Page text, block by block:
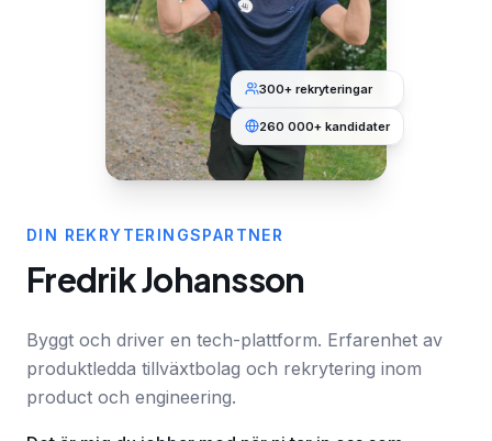
300+ rekryteringar
260 000+ kandidater
DIN REKRYTERINGSPARTNER
Fredrik Johansson
Byggt och driver en tech-plattform. Erfarenhet av
produktledda tillväxtbolag och rekrytering inom
product och engineering.